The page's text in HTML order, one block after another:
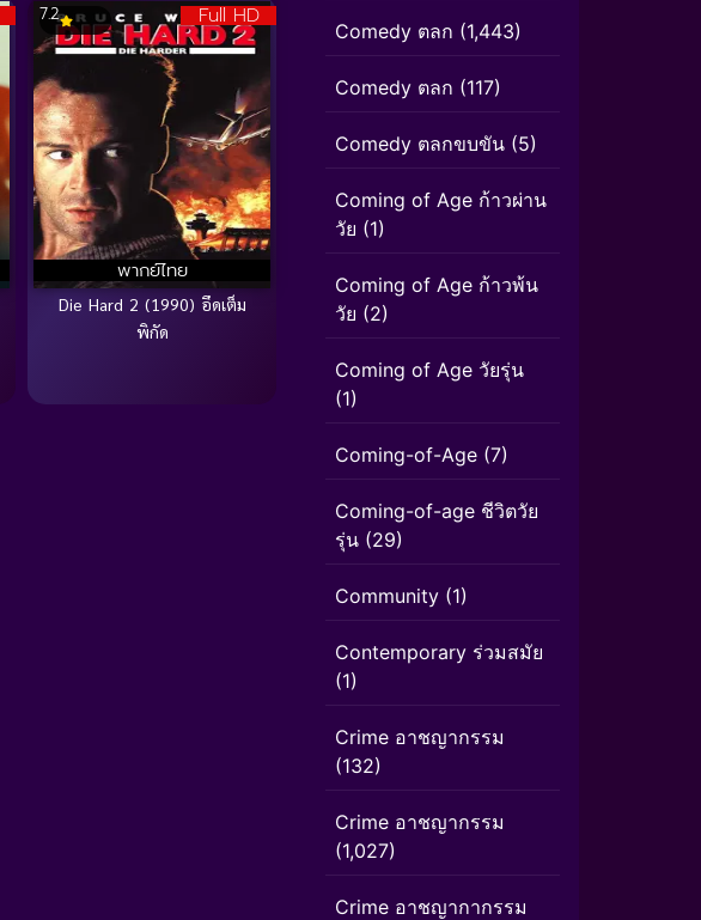
Full HD
พากย์ไทย
7.2
Die Hard 2 (1990) อึดเต็ม
พิกัด
Comedy ตลก (1,443)
Comedy ตลก (117)
Comedy ตลกขบขัน (5)
Coming of Age ก้าวผ่าน
วัย (1)
Coming of Age ก้าวพ้น
วัย (2)
Coming of Age วัยรุ่น
(1)
Coming-of-Age (7)
Coming-of-age ชีวิตวัย
รุ่น (29)
Community (1)
Contemporary ร่วมสมัย
(1)
Crime อาชญากรรม
(132)
Crime อาชญากรรม
(1,027)
Crime อาชญากากรรม